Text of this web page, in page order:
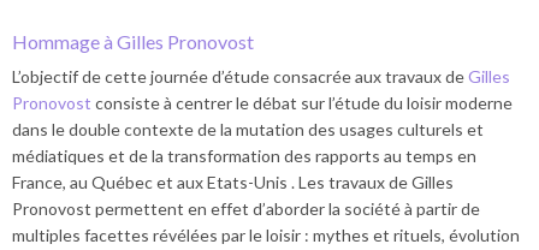
Hommage à Gilles Pronovost
L’objectif de cette journée d’étude consacrée aux travaux deGilles
Pronovost consiste à centrer le débat sur l’étude du loisir moderne
dans le double contexte de la mutation des usages culturels et
médiatiques et de la transformation des rapports au temps en
France, au Québec et aux Etats-Unis . Les travaux de Gilles
Pronovost permettent en effet d’aborder la société à partir de
multiples facettes révélées par le loisir : mythes et rituels, évolution